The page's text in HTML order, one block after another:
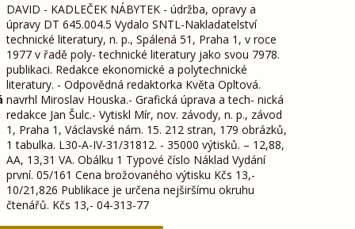
DAVID - KADLEČEK NÁBYTEK - údržba, opravy a
úpravy DT 645.004.5 Vydalo SNTL-Nakladatelství
technické literatury, n. p., Spálená 51, Praha 1, v roce
1977 v řadě poly- technické literatury jako svou 7978.
publikaci. Redakce ekonomické a polytechnické
literatury. - Odpovědná redaktorka Květa Opltová.
navrhl Miroslav Houska.- Grafická úprava a tech- nická
redakce Jan Šulc.- Vytiskl Mír, nov. závody, n. p., závod
1, Praha 1, Václavské nám. 15. 212 stran, 179 obrázků,
1 tabulka. L30-A-IV-31/31812. - 35000 výtisků. – 12,88,
AA, 13,31 VA. Obálku 1 Typové číslo Náklad Vydání
první. 05/161 Cena brožovaného výtisku Kčs 13,-
10/21,826 Publikace je určena nejširšímu okruhu
čtenářů. Kčs 13,- 04-313-77